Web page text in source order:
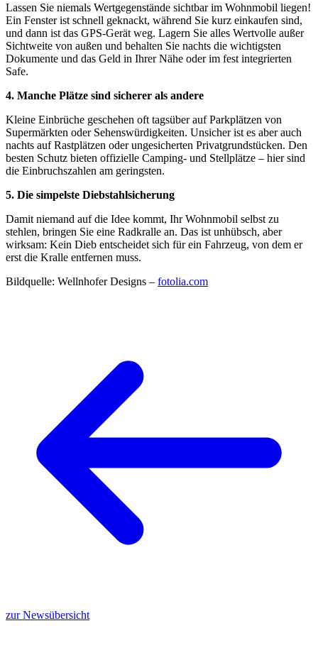
Lassen Sie niemals Wertgegenstände sichtbar im Wohnmobil liegen!
Ein Fenster ist schnell geknackt, während Sie kurz einkaufen sind,
und dann ist das GPS-Gerät weg. Lagern Sie alles Wertvolle außer
Sichtweite von außen und behalten Sie nachts die wichtigsten
Dokumente und das Geld in Ihrer Nähe oder im fest integrierten
Safe.
4. Manche Plätze sind sicherer als andere
Kleine Einbrüche geschehen oft tagsüber auf Parkplätzen von
Supermärkten oder Sehenswürdigkeiten. Unsicher ist es aber auch
nachts auf Rastplätzen oder ungesicherten Privatgrundstücken. Den
besten Schutz bieten offizielle Camping- und Stellplätze – hier sind
die Einbruchszahlen am geringsten.
5. Die simpelste Diebstahlsicherung
Damit niemand auf die Idee kommt, Ihr Wohnmobil selbst zu
stehlen, bringen Sie eine Radkralle an. Das ist unhübsch, aber
wirksam: Kein Dieb entscheidet sich für ein Fahrzeug, von dem er
erst die Kralle entfernen muss.
Bildquelle: Wellnhofer Designs – fotolia.com
zur Newsübersicht